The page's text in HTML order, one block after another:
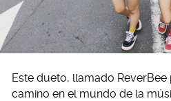
Este dueto, llamado
camino en el mundo de la